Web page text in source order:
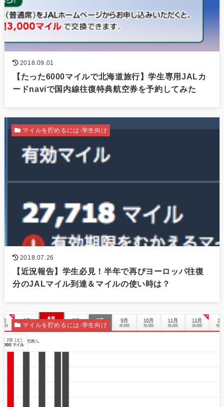
2018.09.01
【たった6000マイルで北海道旅行】学生専用JALカ
ードnaviで国内線往復特典航空券を予約してみた
2018.07.26
【近況報告】学生必見！半年で再びヨーロッパ往復
分のJALマイル到達＆マイルの使い時は？
マイルを貯めるには-学生向け
マイルを貯めるには-学生向け